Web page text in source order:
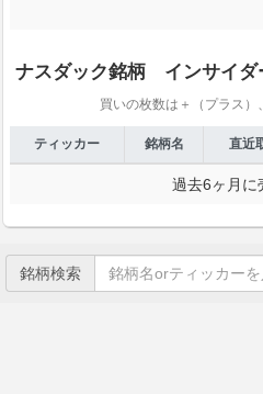
ナスダック銘柄 インサイダ
買いの枚数は＋（プラス
ティッカー 銘柄名 直近
過去6ヶ月に
銘柄検索